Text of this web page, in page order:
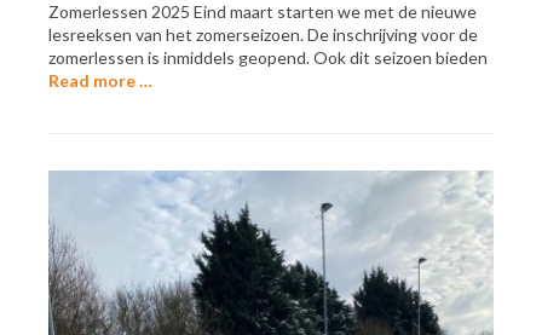
Zomerlessen 2025 Eind maart starten we met de nieuwe
lesreeksen van het zomerseizoen. De inschrijving voor de
zomerlessen is inmiddels geopend. Ook dit seizoen bieden
Read more …